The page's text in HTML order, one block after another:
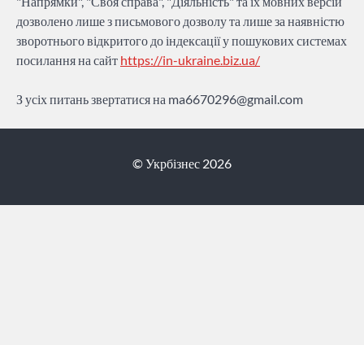
дозволено лише з письмового дозволу та лише за наявністю
зворотнього відкритого до індексації у пошукових системах
посилання на сайт https://in-ukraine.biz.ua/
З усіх питань звертатися на ma6670296@gmail.com
© Укрбізнес 2026